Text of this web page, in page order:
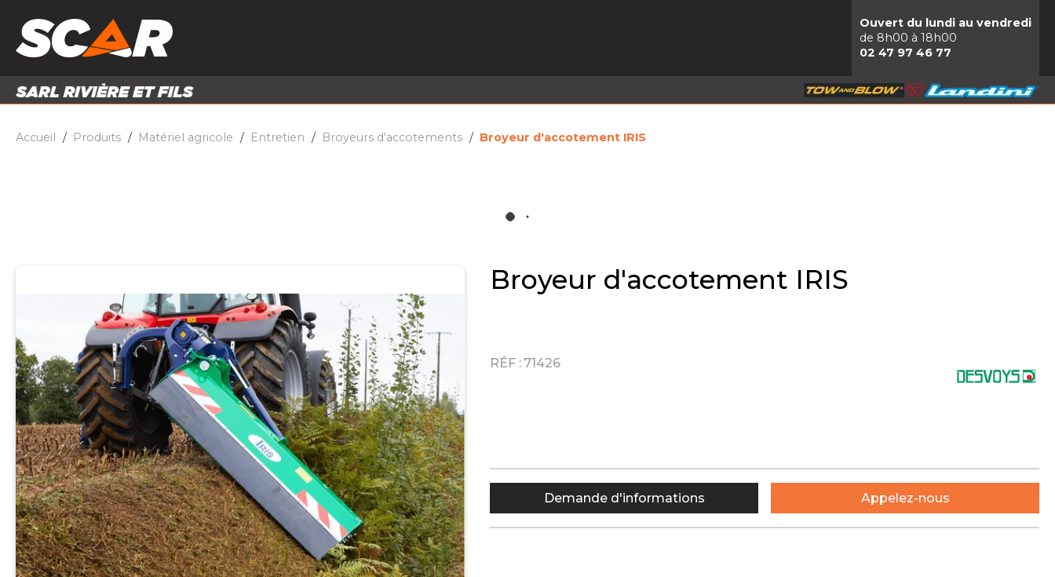
PIÈCES ET ACCESSOIRES
Ouvert du lundi au vendredi
de 8h00 à 18h00
02 47 97 46 77
Accueil Produits Matériel agricole Entretien Broyeurs d'accotements Broyeur d'accotement IRIS
Broyeur d'accotement IRIS
RÉF : 71426
Demande d'informations Appelez-nous